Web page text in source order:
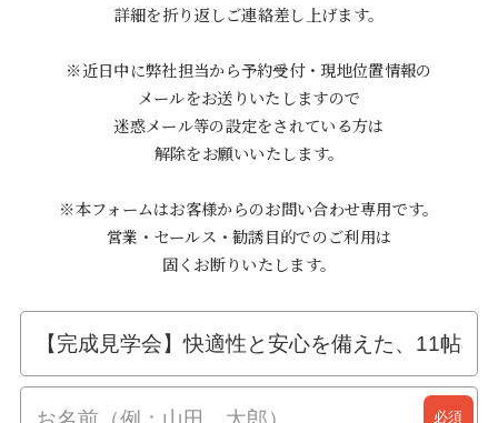
詳細を折り返しご連絡差し上げます。
※近日中に弊社担当から予約受付・現地位置情報の
メールをお送りいたしますので
迷惑メール等の設定をされている方は
解除をお願いいたします。
※本フォームはお客様からのお問い合わせ専用です。
営業・セールス・勧誘目的でのご利用は
固くお断りいたします。
必須